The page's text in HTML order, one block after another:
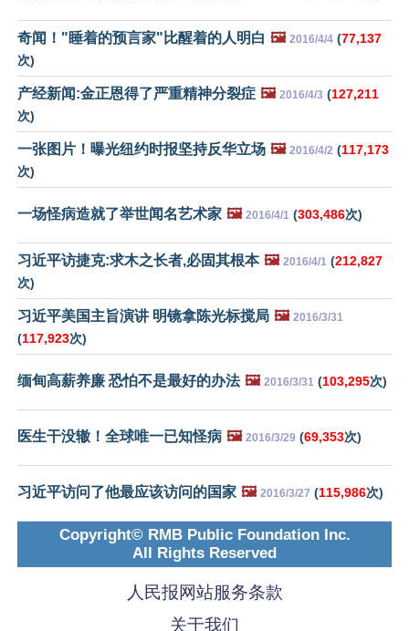
奇闻！"睡着的预言家"比醒着的人明白 🖼️ 2016/4/4 (77,137
次)
产经新闻:金正恩得了严重精神分裂症 🖼️ 2016/4/3 (127,211
次)
一张图片！曝光纽约时报坚持反华立场 🖼️ 2016/4/2 (117,173
次)
一场怪病造就了举世闻名艺术家 🖼️ 2016/4/1 (303,486次)
习近平访捷克:求木之长者,必固其根本 🖼️ 2016/4/1 (212,827
次)
习近平美国主旨演讲 明镜拿陈光标搅局 🖼️ 2016/3/31
(117,923次)
缅甸高薪养廉 恐怕不是最好的办法 🖼️ 2016/3/31 (103,295次)
医生干没辙！全球唯一已知怪病 🖼️ 2016/3/29 (69,353次)
习近平访问了他最应该访问的国家 🖼️ 2016/3/27 (115,986次)
Copyright© RMB Public Foundation Inc.
All Rights Reserved
人民报网站服务条款
关于我们